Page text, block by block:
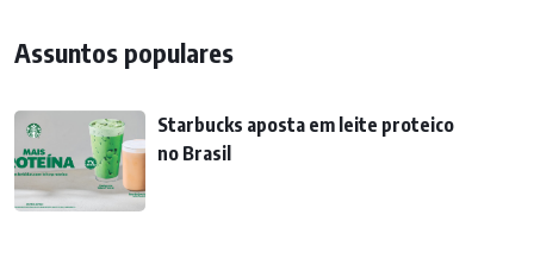
Assuntos populares
Starbucks aposta em leite proteico
no Brasil